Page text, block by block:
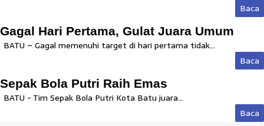
Baca
Gagal Hari Pertama, Gulat Juara Umum
BATU – Gagal memenuhi target di hari pertama tidak...
Baca
Sepak Bola Putri Raih Emas
BATU - Tim Sepak Bola Putri Kota Batu juara...
Baca